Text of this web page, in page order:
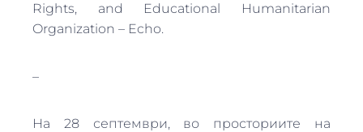
Rights, and Educational Humanitarian
Organization – Echo.
–
На 28 септември, во просториите на